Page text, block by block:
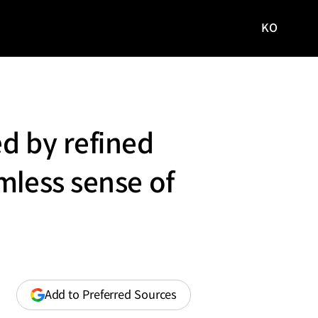
사이트로
KO
by refined
sense of
Add to Preferred Sources (opens
in